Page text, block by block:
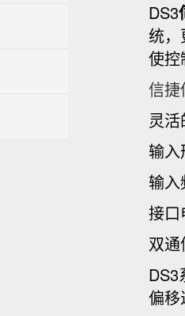
DS3
统，
使控
信捷
灵
输
输
接口
双
DS3
偏移